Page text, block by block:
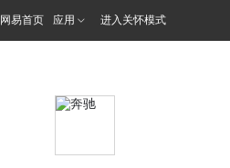
网易首页 应用 进入关怀模式